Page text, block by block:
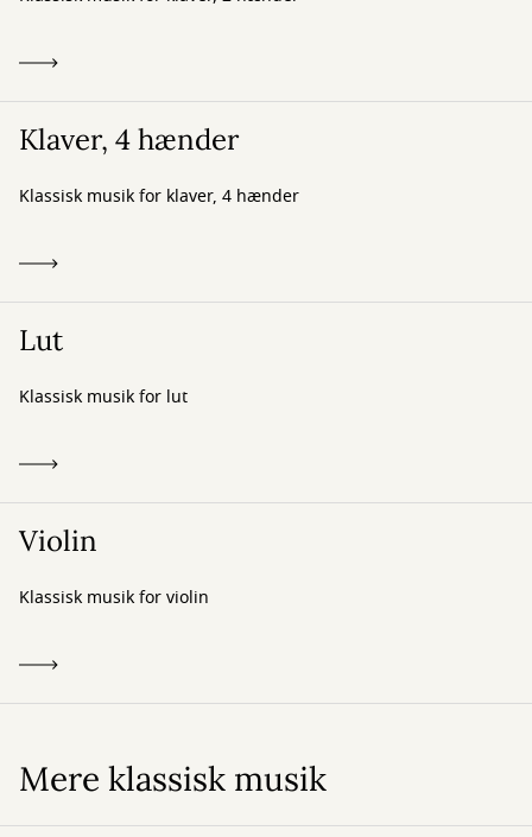
Klaver, 4 hænder
Klassisk musik for klaver, 4 hænder
Lut
Klassisk musik for lut
Violin
Klassisk musik for violin
Mere klassisk musik